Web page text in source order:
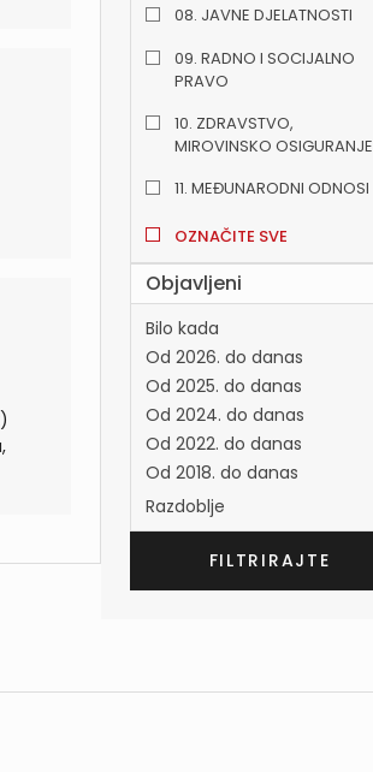
08. JAVNE DJELATNOSTI
09. RADNO I SOCIJALNO
PRAVO
10. ZDRAVSTVO,
MIROVINSKO OSIGURANJE
11. MEĐUNARODNI ODNOSI
OZNAČITE SVE
Objavljeni
Bilo kada
Od 2026. do danas
Od 2025. do danas
Od 2024. do danas
Od 2022. do danas
Od 2018. do danas
Razdoblje